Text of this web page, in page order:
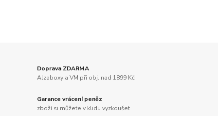
Doprava ZDARMA
Alzaboxy a VM při obj. nad 1899 Kč
Garance vrácení peněz
zboží si můžete v klidu vyzkoušet